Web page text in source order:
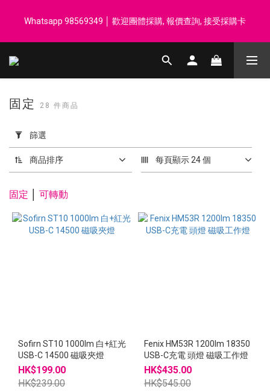
汗毛巾 韓國制 送完即止
Whatsapp 98569349 │ 歡迎團體採購, 報價查詢, 接受採購卡
登記會員享每$50回贈$1 │ 滿HK$899 送 N-rit Campack Towel 吸
用
篩
選
(0/20)
價格
(HK$)
固定 28 件商品
篩選
商品排序 每頁顯示 24 個
固定 可轉動
Sofirn ST10 1000lm 白+紅光
USB-C 14500 磁吸夾燈
HK$199.00
HK$239.00
Fenix HM53R 1200lm 18350
USB-C充電 頭燈 磁吸工作燈
HK$435.00
HK$545.00